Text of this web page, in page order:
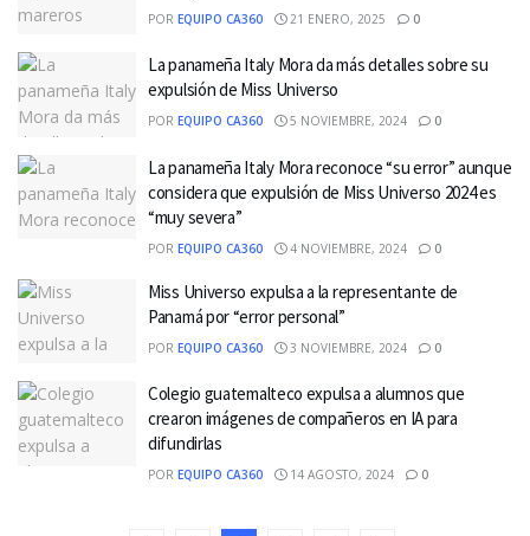
POR EQUIPO CA360 21 ENERO, 2025 0
La panameña Italy Mora da más detalles sobre su
expulsión de Miss Universo
POR EQUIPO CA360 5 NOVIEMBRE, 2024 0
La panameña Italy Mora reconoce “su error” aunque
considera que expulsión de Miss Universo 2024 es
“muy severa”
POR EQUIPO CA360 4 NOVIEMBRE, 2024 0
Miss Universo expulsa a la representante de
Panamá por “error personal”
POR EQUIPO CA360 3 NOVIEMBRE, 2024 0
Colegio guatemalteco expulsa a alumnos que
crearon imágenes de compañeros en IA para
difundirlas
POR EQUIPO CA360 14 AGOSTO, 2024 0